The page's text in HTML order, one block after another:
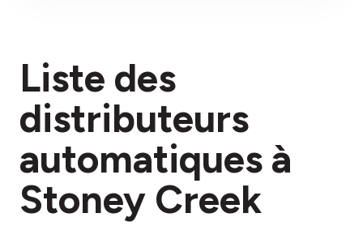
section des frais
Liste des
distributeurs
automatiques à
Stoney Creek